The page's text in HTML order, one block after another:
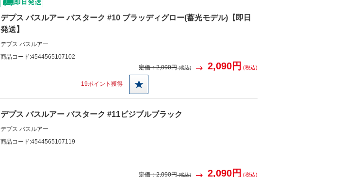
デプス バスルアー バスターク #10 ブラッディグロー(蓄光モデル)【即日
発送】
デプス バスルアー
商品コード:4544565107102
定価：2,090円(税込) 2,090円 (税込)
19ポイント獲得
デプス バスルアー バスターク #11ビジブルブラック
デプス バスルアー
商品コード:4544565107119
定価：2,090円(税込) 2,090円 (税込)